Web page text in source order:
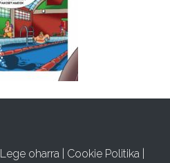
Lege oharra Cookie Politika